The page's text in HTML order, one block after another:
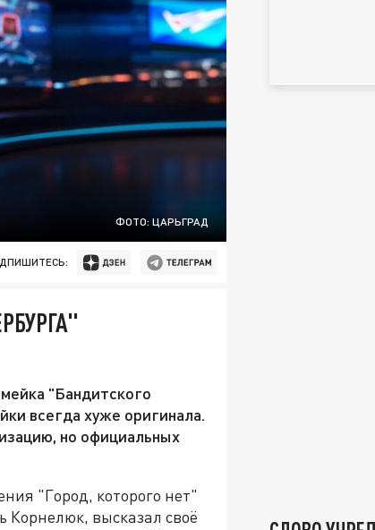
ФОТО: ЦАРЬГРАД
"Бандитского
всегда хуже оригинала.
но официальных
"Город, которого нет"
Корнелюк, высказал своё